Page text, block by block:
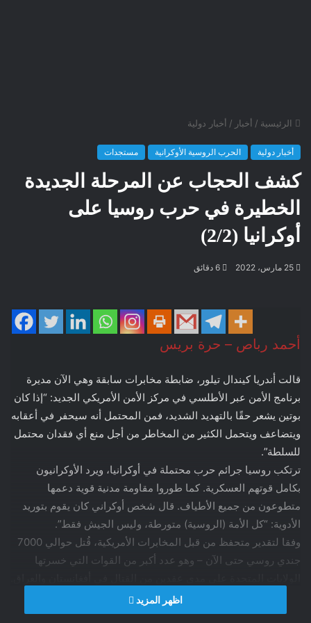
الرئيسية / أخبار / أخبار دولية
أخبار دولية الحرب الروسية الأوكرانية مستجدات
كشف الحجاب عن المرحلة الجديدة
الخطيرة في حرب روسيا على
أوكرانيا (2/2)
25 مارس، 2022
أحمد رباص – حرة بريس
قالت أندريا كيندال تيلور، ضابطة مخابرات سابقة وهي الآن مديرة
برنامج الأمن عبر الأطلسي في مركز الأمن الأمريكي الجديد: “إذا كان
بوتين يشعر حقًا بالتهديد الشديد، فمن المحتمل أنه سيحفر في أعقابه
ويتضاعف ويتحمل الكثير من المخاطر من أجل منع أي فقدان محتمل
للسلطة”.
ترتكب روسيا جرائم حرب محتملة في أوكرانيا، ويرد الأوكرانيون
بكامل قوتهم العسكرية. كما طوروا مقاومة مدنية قوية دعمها
متطوعون من جميع الأطياف. قال شخص أوكراني كان يقوم بتوريد
الأدوية: “كل الأمة (الروسية) متورطة، وليس الجيش فقط”.
وفقا لتقدير متحفظ من قبل المخابرات الأمريكية، قُتل حوالي 7000
جندي روسي حتى الآن – وهو عدد أكبر من القوات التي خسرتها
لكن الانتكاسة الأولى لروسيا قد تؤدي إلى تكتيكات أكثر وحشية.
“نحن ننظر في أنواع الأعمال الوحشية التي ارتكبتها الحرب العالمية
اظهر المزيد